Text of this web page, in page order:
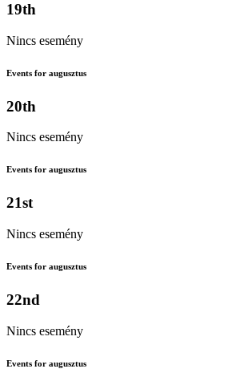
19th
Nincs esemény
Events for augusztus
20th
Nincs esemény
Events for augusztus
21st
Nincs esemény
Events for augusztus
22nd
Nincs esemény
Events for augusztus